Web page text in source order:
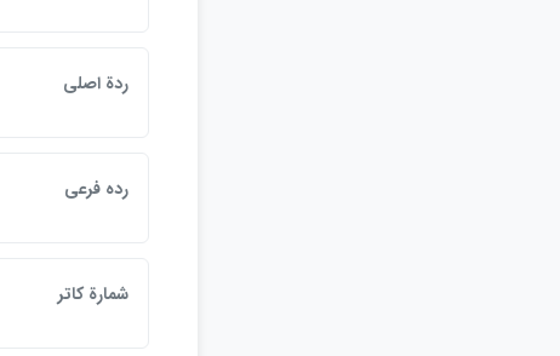
ردة اصلي
رده فرعي
شمارة كاتر